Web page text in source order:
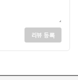
리뷰 등록